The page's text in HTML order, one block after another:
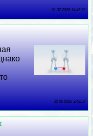
01 07 2026 14:45:52
30 06 2026 3:49:54